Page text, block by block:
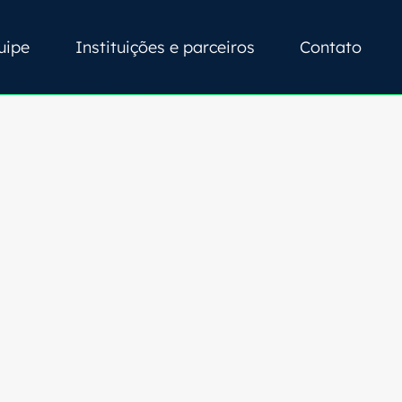
Instituições e parceiros Contato